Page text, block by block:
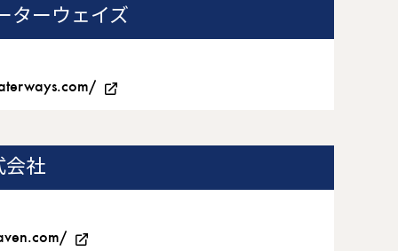
ターウェイズ
会社